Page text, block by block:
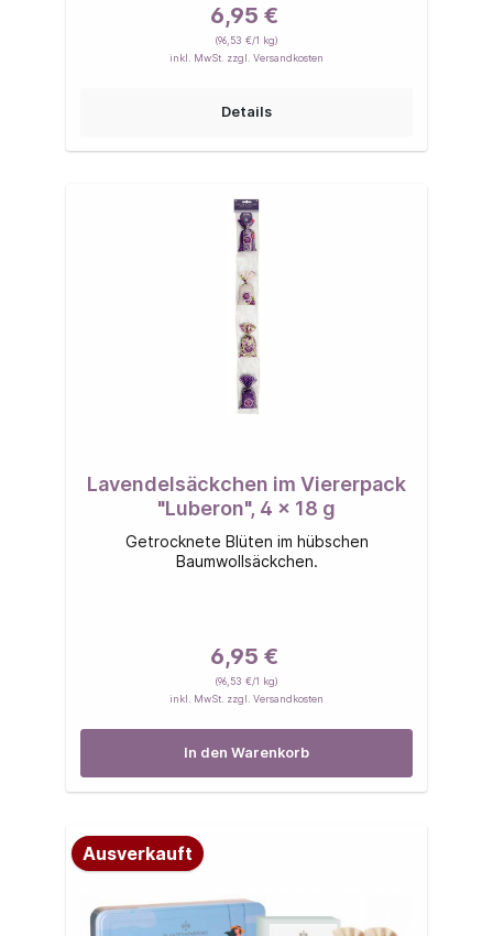
6,95 €
(96,53 €/1 kg)
inkl. MwSt. zzgl. Versandkosten
Details
Lavendelsäckchen im Viererpack
"Luberon", 4 x 18 g
Getrocknete Blüten im hübschen
Baumwollsäckchen.
6,95 €
(96,53 €/1 kg)
inkl. MwSt. zzgl. Versandkosten
In den Warenkorb
Ausverkauft